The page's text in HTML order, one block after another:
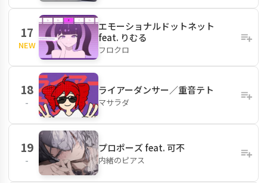
17
NEW
エモーショナルドットネット
feat. りむる
フロクロ
18
-
ライアーダンサー／重音テト
マサラダ
19
-
プロポーズ feat. 可不
内緒のピアス